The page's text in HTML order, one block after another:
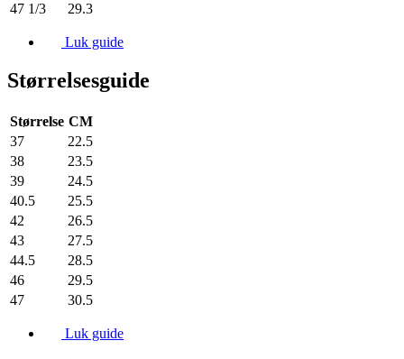
47 1/3
29.3
Luk guide
Størrelsesguide
Størrelse CM
37
22.5
38
23.5
39
24.5
40.5
25.5
42
26.5
43
27.5
44.5
28.5
46
29.5
47
30.5
Luk guide